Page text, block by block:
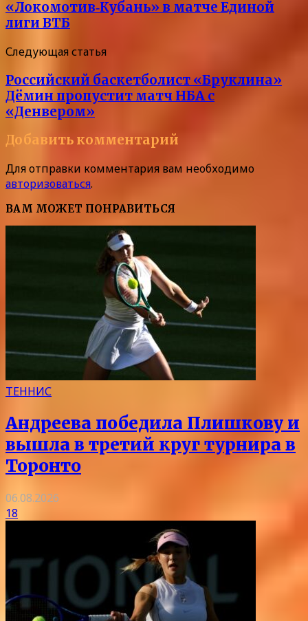
«Локомотив‑Кубань» в матче Единой
лиги ВТБ
Следующая статья
Российский баскетболист «Бруклина»
Дёмин пропустит матч НБА с
«Денвером»
Добавить комментарий
Для отправки комментария вам необходимо
авторизоваться.
ВАМ МОЖЕТ ПОНРАВИТЬСЯ
ТЕННИС
Андреева победила Плишкову и
вышла в третий круг турнира в
Торонто
06.08.2026
18